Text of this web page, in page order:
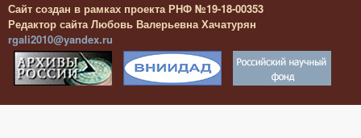
Сайт создан в рамках проекта РНФ №19-18-00353
Редактор сайта Любовь Валерьевна Хачатурян
rgali2010@yandex.ru